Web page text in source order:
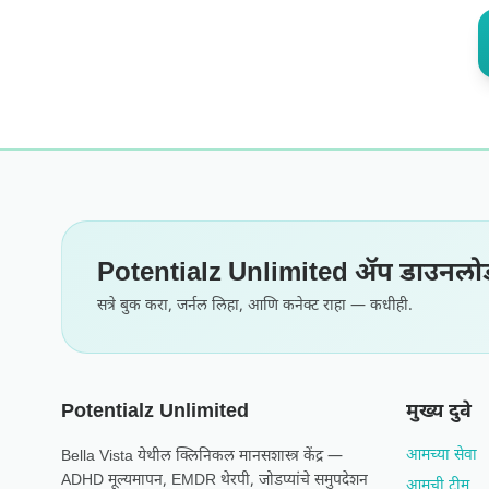
Potentialz Unlimited अ‍ॅप
सत्रे बुक करा, जर्नल लिहा, आणि कनेक्ट राहा — कधीही.
Potentialz Unlimited
Bella Vista येथील क्लिनिकल मानसशास्त्र केंद्र —
ADHD मूल्यमापन, EMDR थेरपी, जोडप्यांचे समुपदेशन
मुख्य दुवे
आमच्या सेवा